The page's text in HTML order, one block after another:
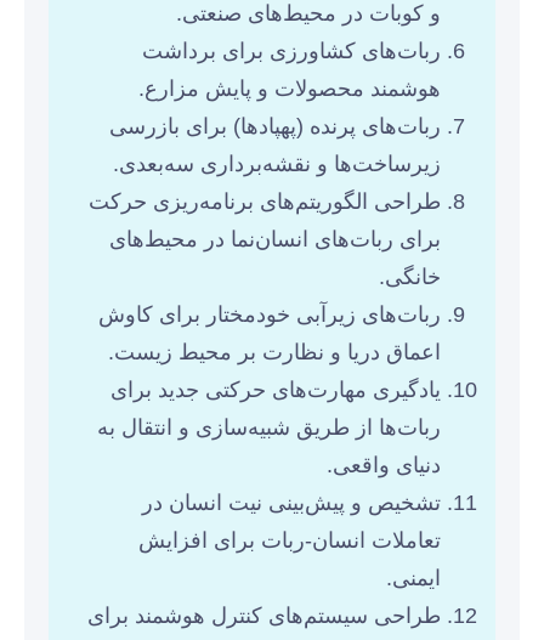
و کوبات در محیط‌های صنعتی.
ربات‌های کشاورزی برای برداشت
هوشمند محصولات و پایش مزارع.
ربات‌های پرنده (پهپادها) برای بازرسی
زیرساخت‌ها و نقشه‌برداری سه‌بعدی.
طراحی الگوریتم‌های برنامه‌ریزی حرکت
برای ربات‌های انسان‌نما در محیط‌های
خانگی.
ربات‌های زیرآبی خودمختار برای کاوش
اعماق دریا و نظارت بر محیط زیست.
یادگیری مهارت‌های حرکتی جدید برای
ربات‌ها از طریق شبیه‌سازی و انتقال به
دنیای واقعی.
تشخیص و پیش‌بینی نیت انسان در
تعاملات انسان-ربات برای افزایش
ایمنی.
طراحی سیستم‌های کنترل هوشمند برای